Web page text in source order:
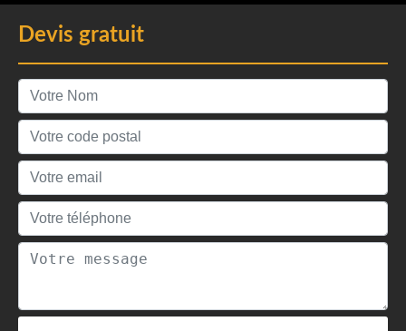
Devis gratuit